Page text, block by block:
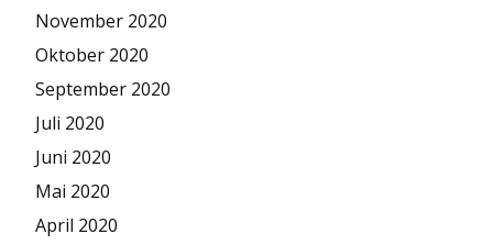
November 2020
Oktober 2020
September 2020
Juli 2020
Juni 2020
Mai 2020
April 2020